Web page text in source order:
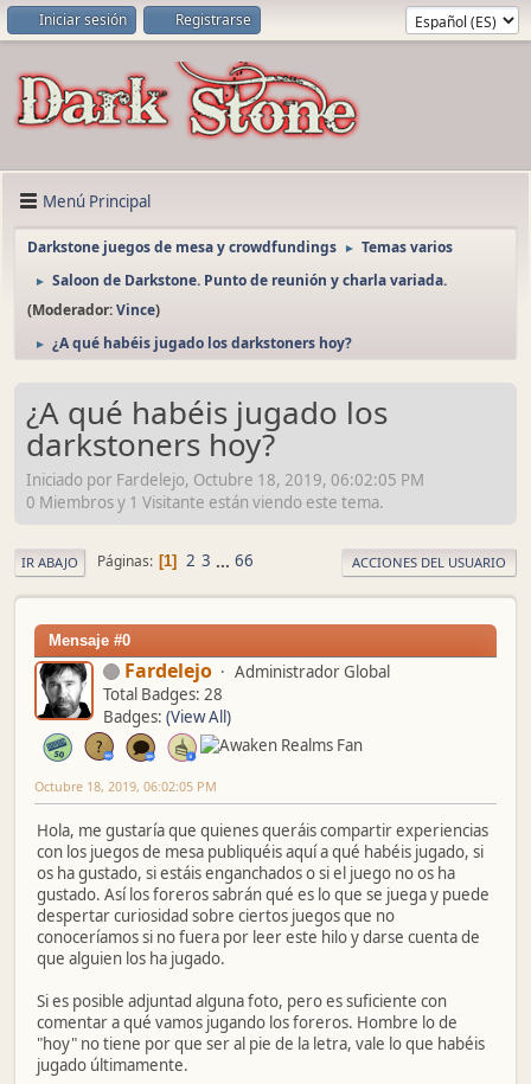
Iniciar sesión Registrarse
Menú Principal
Darkstone juegos de mesa y crowdfundings ► Temas varios
►
Saloon de Darkstone. Punto de reunión y charla variada.
(Moderador:Vince)
► ¿A qué habéis jugado los darkstoners hoy?
¿A qué habéis jugado los
darkstoners hoy?
Iniciado por Fardelejo, Octubre 18, 2019, 06:02:05 PM
0 Miembros y 1 Visitante están viendo este tema.
IR ABAJO Páginas 1 2 3 ... 66 ACCIONES DEL USUARIO
Mensaje #0
Fardelejo
Administrador Global
Total Badges: 28
Badges: (View All)
Octubre 18, 2019, 06:02:05 PM
Hola, me gustaría que quienes queráis compartir experiencias
con los juegos de mesa publiquéis aquí a qué habéis jugado, si
os ha gustado, si estáis enganchados o si el juego no os ha
gustado. Así los foreros sabrán qué es lo que se juega y puede
despertar curiosidad sobre ciertos juegos que no
conoceríamos si no fuera por leer este hilo y darse cuenta de
que alguien los ha jugado.
Si es posible adjuntad alguna foto, pero es suficiente con
comentar a qué vamos jugando los foreros. Hombre lo de
"hoy" no tiene por que ser al pie de la letra, vale lo que habéis
jugado últimamente.